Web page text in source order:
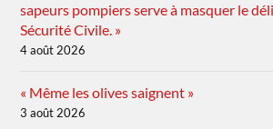
sapeurs pompiers serve à masquer le
Sécurité Civile. »
4 août 2026
« Même les olives saignent »
3 août 2026